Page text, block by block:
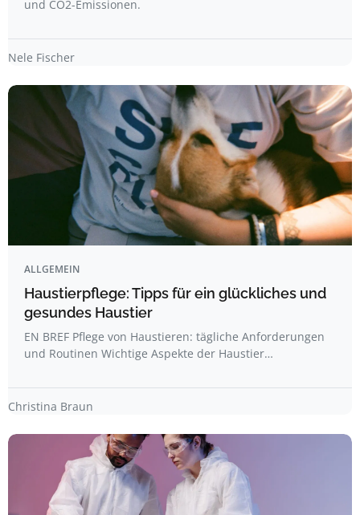
und CO2-Emissionen.
Nele Fischer
ALLGEMEIN
Haustierpflege: Tipps für ein glückliches und
gesundes Haustier
EN BREF Pflege von Haustieren: tägliche Anforderungen
und Routinen Wichtige Aspekte der Haustier…
Christina Braun